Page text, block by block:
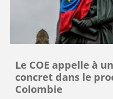
Le COE appelle à
concret dans le
Colombie